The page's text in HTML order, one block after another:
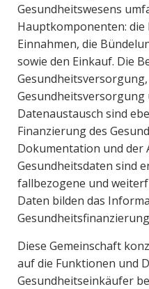
Gesundheitswesens
Hauptkomponenten: die
Einnahmen, die
sowie den Einkauf. Die
Gesundheitsversorgung
Datenaustausch sind
Finanzierung des
Dokumentation und der
Gesundheitsdaten sind
fallbezogene und
Daten bilden das
Diese Gemeinschaft
auf die Funktionen und
Gesundheitseinkäufer